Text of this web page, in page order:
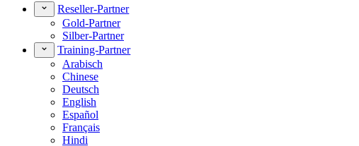
Reseller-Partner
Gold-Partner
Silber-Partner
Training-Partner
Arabisch
Chinese
Deutsch
English
Español
Français
Hindi